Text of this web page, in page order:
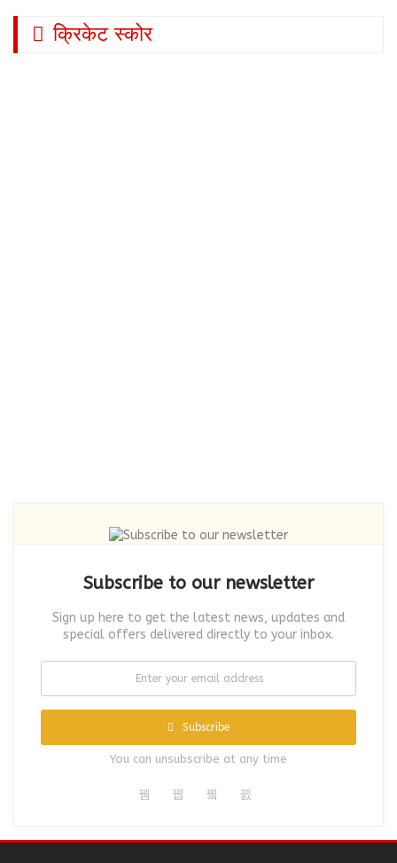
क्रिकेट स्कोर
Subscribe to our newsletter
Sign up here to get the latest news, updates and
special offers delivered directly to your inbox.
Subscribe
You can unsubscribe at any time